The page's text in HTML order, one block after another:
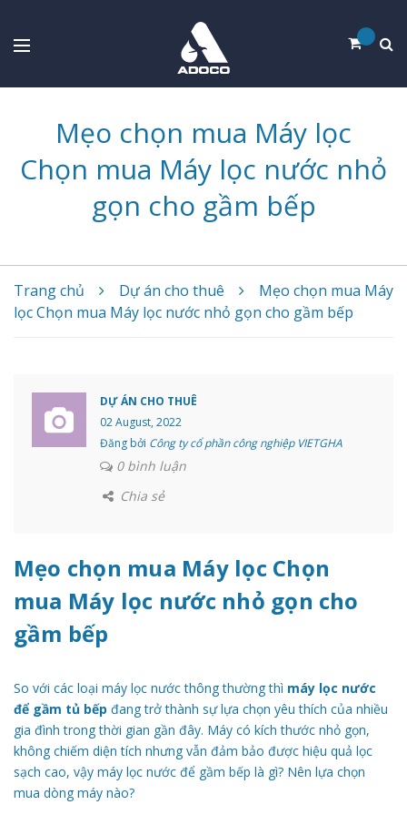
Mẹo chọn mua Máy lọc
Chọn mua Máy lọc nước nhỏ
gọn cho gầm bếp
Trang chủ Dự án cho thuê
Mẹo chọn mua Máy
lọc Chọn mua Máy lọc nước nhỏ gọn cho gầm bếp
DỰ ÁN CHO THUÊ
02 August, 2022
Đăng bởi Công ty cổ phần công nghiệp VIETGHA
0 bình luận
Chia sẻ
Mẹo chọn mua Máy lọc Chọn
mua Máy lọc nước nhỏ gọn cho
gầm bếp
So với các loại máy lọc nước thông thường thì máy lọc nước
để gầm tủ bếp đang trở thành sự lựa chọn yêu thích của nhiều
gia đình trong thời gian gần đây. Máy có kích thước nhỏ gọn,
không chiếm diện tích nhưng vẫn đảm bảo được hiệu quả lọc
sạch cao, vậy máy lọc nước để gầm bếp là gì? Nên lựa chọn
mua dòng máy nào?